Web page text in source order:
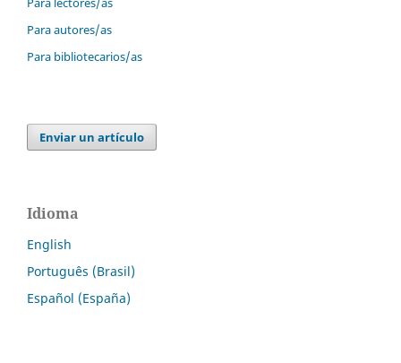
Para autores/as
Para bibliotecarios/as
Enviar un artículo
Idioma
English
Português (Brasil)
Español (España)